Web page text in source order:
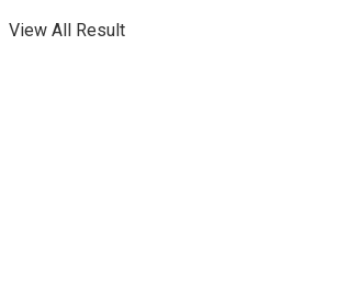
View All Result